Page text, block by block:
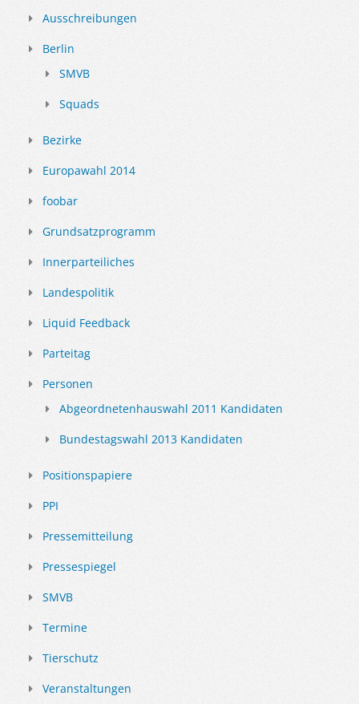
Ausschreibungen
Berlin
SMVB
Squads
Bezirke
Europawahl 2014
foobar
Grundsatzprogramm
Innerparteiliches
Landespolitik
Liquid Feedback
Parteitag
Personen
Abgeordnetenhauswahl 2011 Kandidaten
Bundestagswahl 2013 Kandidaten
Positionspapiere
PPI
Pressemitteilung
Pressespiegel
SMVB
Termine
Tierschutz
Veranstaltungen